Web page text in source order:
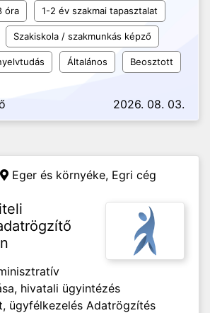
óra 1-2 év szakmai tapasztalat
Szakiskola / szakmunkás képző
Általános Beosztott
2026. 08. 03.
Eger és környéke, Egri cég
hivatali ügyintézés
ügyfélkezelés Adatrögzítés